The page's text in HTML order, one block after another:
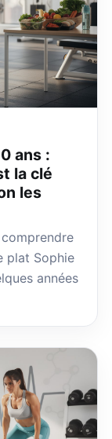
ans :
la clé
les
plat Sophie
années